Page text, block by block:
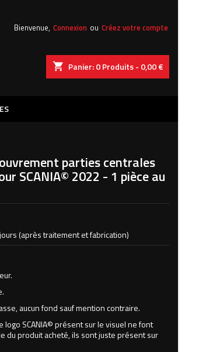
Bienvenue, Connexion ou Créez votre compte
shopping_cart Panier:0Produits - 0,00 €
parties centrales
SCANIA© 2022 - 1 pièce au
(après traitement et fabrication)
aucun fond sauf mention contraire.
logo SCANIA© présent sur le visuel ne font
du produit acheté, ils sont juste présent sur